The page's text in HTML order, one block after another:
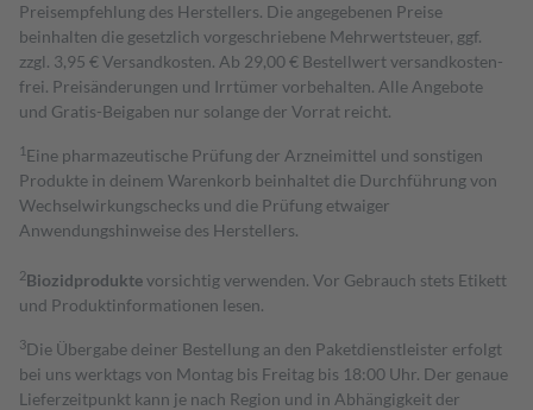
Preisempfehlung des Herstellers. Die angegebenen Preise
beinhalten die gesetzlich vorgeschriebene Mehrwertsteuer, ggf.
zzgl. 3,95 € Versandkosten. Ab 29,00 € Bestell­wert versand­kosten­
frei. Preisänderungen und Irrtümer vorbehalten. Alle Angebote
und Gratis-Beigaben nur solange der Vorrat reicht.
1 Eine pharmazeutische Prüfung der Arzneimittel und sonstigen
Produkte in deinem Warenkorb beinhaltet die Durchführung von
Wechselwirkungschecks und die Prüfung etwaiger
Anwendungshinweise des Herstellers.
2Biozidproduktevorsichtig verwenden. Vor Gebrauch stets Etikett
und Produktinformationen lesen.
3Die Übergabe deiner Bestellung an den Paketdienstleister erfolgt
bei uns werktags von Montag bis Freitag bis 18:00 Uhr. Der genaue
Lieferzeitpunkt kann je nach Region und in Abhängigkeit der